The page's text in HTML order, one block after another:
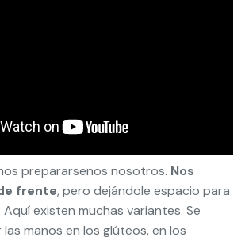
prepararsenos nosotros. Nos
frente, pero dejándole espacio para
existen muchas variantes. Se
manos en los glúteos, en los